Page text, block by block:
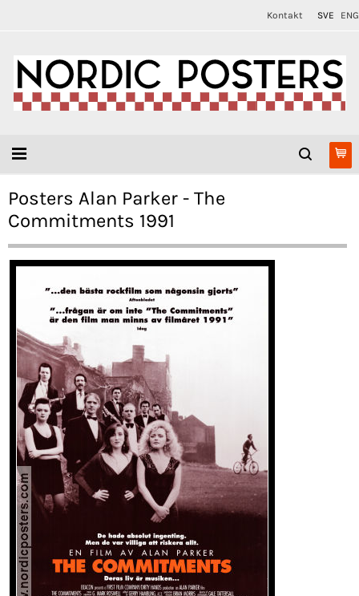
Kontakt SVE ENG
Posters Alan Parker - The
Commitments 1991